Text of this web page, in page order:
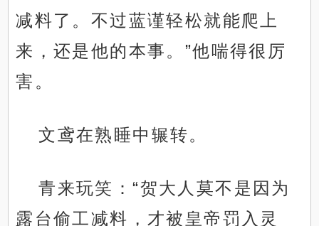
减料了。不过蓝谨轻松就能爬上
来，还是他的本事。”他喘得很厉
害。
文鸢在熟睡中辗转。
青来玩笑：“贺大人莫不是因为
露台偷工减料，才被皇帝罚入灵